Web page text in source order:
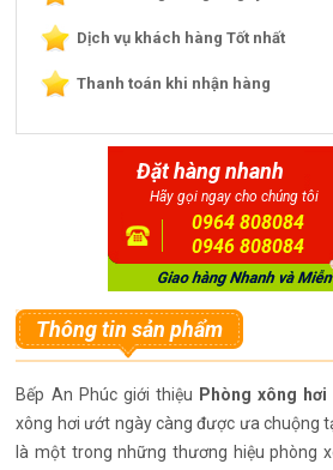
Dịch vụ khách hàng Tốt nhất
Thanh toán khi nhận hàng
Đặt hàng nhanh
Hãy gọi ngay cho chúng tôi
0964 808084
0946 808084
Thông tin sản phẩm
Bếp An Phúc giới thiệu Phòng xông
xông hơi ướt ngày càng được ưa chuộng
là một trong những thương hiệu phòng